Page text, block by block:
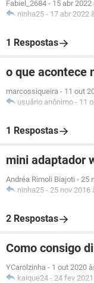
Fabiel_2684 - 15 abr 2022
ninha25 - 17 abr 2022
1 Respostas
o que acontece
marcossiqueira - 11 out
usuário anônimo - 11
1 Respostas
mini adaptador
Andréa Rimoli Biajoti - 25
ninha25 - 25 nov 2016
2 Respostas
Como consigo
YCarolzinha - 1 out 2020
kaique24 - 24 fev